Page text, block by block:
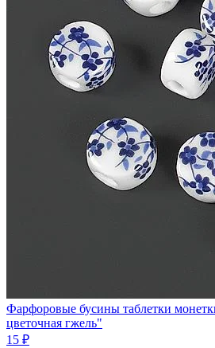
Фарфоровые бусины таблетки
цветочная гжель"
15 ₽